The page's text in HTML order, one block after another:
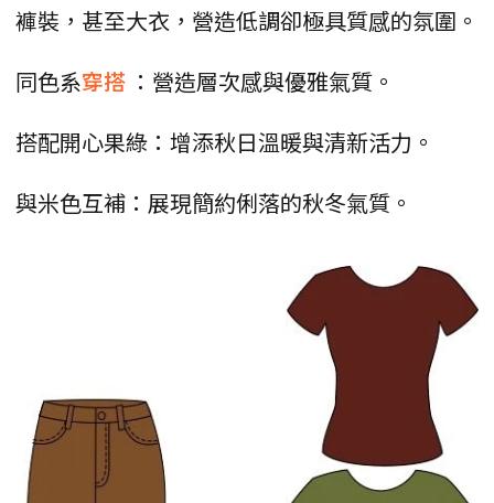
褲裝，甚至大衣，營造低調卻極具質感的氛圍。
同色系穿搭 ：營造層次感與優雅氣質。
搭配開心果綠：增添秋日溫暖與清新活力。
與米色互補：展現簡約俐落的秋冬氣質。